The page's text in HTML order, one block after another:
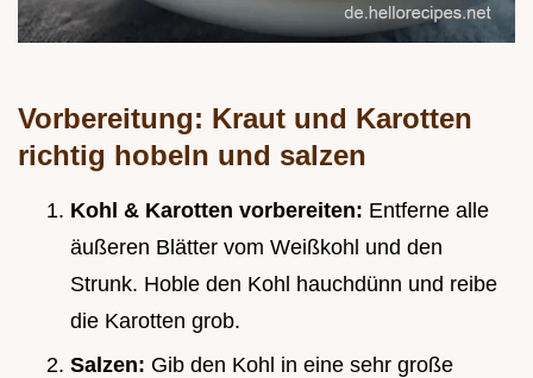
Vorbereitung: Kraut und Karotten
richtig hobeln und salzen
Kohl & Karotten vorbereiten: Entferne alle
äußeren Blätter vom Weißkohl und den
Strunk. Hoble den Kohl hauchdünn und reibe
die Karotten grob.
Salzen: Gib den Kohl in eine sehr große